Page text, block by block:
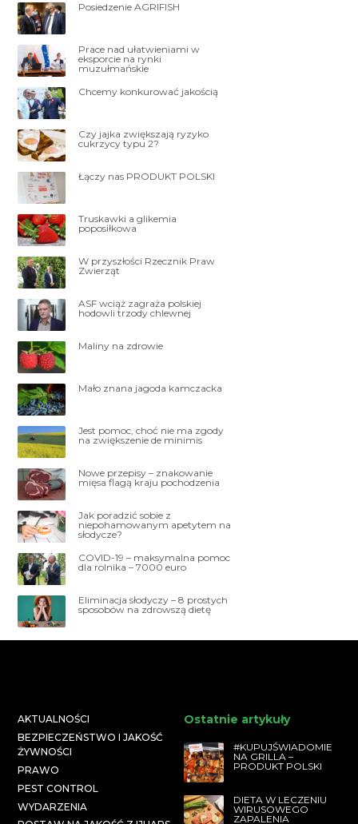
Posiedzenie AGRIFISH
Prace nad ułatwieniami w
eksporcie na rynki
muzułmańskie
Chcemy konkurować jakością
Czy jajka zwiększają ryzyko
cukrzycy typu 2?
Łączy nas PRODUKT POLSKI
Truskawki a glikemia
poposiłkowa
W przyszłości Rzecznik Praw
Zwierząt
ASF wciąż zagraża polskiej
hodowli trzody chlewnej
Maliny na zdrowie
Mało znana jagoda kamczacka
Jest pomoc, choć nie ma zgody
na zwiększenie de minimis
Nowe przepisy – znakowanie
mięsa flagą kraju pochodzenia
Jak poradzić sobie z
niepohamowanym apetytem na
słodycze?
COVID-19 – maksymalna pomoc
dla rolnika – 7000 euro
Eliminacja słodyczy – 8 prostych
sposobów na zdrowszą dietę
AKTUALNOŚCI
BEZPIECZEŃSTWO I JAKOŚĆ
ŻYWNOŚCI
PRAWO
PEST CONTROL
WYDARZENIA
Ostatnie artykuły
#KUPUJŚWIADOMIE
NA GRILLA –
PRODUKT POLSKI
DIETA W LECZENIU
WIRUSOWEGO
ZAPALENIA